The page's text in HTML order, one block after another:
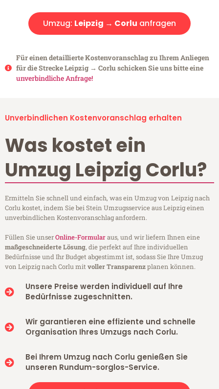
Umzug: Leipzig → Corlu anfragen
Für einen detaillierte Kostenvoranschlag zu Ihrem Anliegen
für die Strecke Leipzig → Corlu schicken Sie uns bitte eine
unverbindliche Anfrage!
Unverbindlichen Kostenvoranschlag erhalten
Was kostet ein
Umzug Leipzig Corlu?
Ermitteln Sie schnell und einfach, was ein Umzug von Leipzig nach
Corlu kostet, indem Sie bei Stein Umzugsservice aus Leipzig einen
unverbindlichen Kostenvoranschlag anfordern.
Füllen Sie unserOnline-Formularaus, und wir liefern Ihnen eine
maßgeschneiderte Lösung, die perfekt auf Ihre individuellen
Bedürfnisse und Ihr Budget abgestimmt ist, sodass Sie Ihre Umzug
von Leipzig nach Corlu mitvoller Transparenzplanen können.
Unsere Preise werden individuell auf Ihre
Bedürfnisse zugeschnitten.
Wir garantieren eine effiziente und schnelle
Organisation Ihres Umzugs nach Corlu.
Bei Ihrem Umzug nach Corlu genießen Sie
unseren Rundum-sorglos-Service.